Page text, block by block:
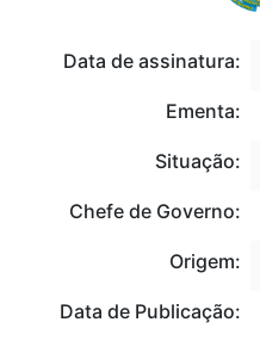
Data de assinatura:
Ementa:
Situação:
Chefe de Governo:
Origem:
Data de Publicação: